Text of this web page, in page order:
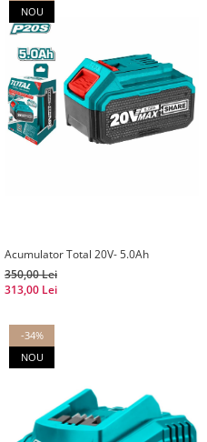
NOU
Acumulator Total 20V- 5.0Ah
350,00 Lei
313,00 Lei
-34%
NOU